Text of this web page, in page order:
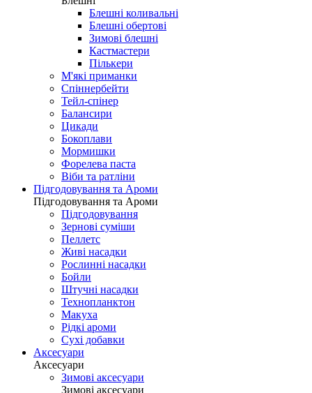
Блешні коливальні
Блешні обертові
Зимові блешні
Кастмастери
Пількери
М'які приманки
Спіннербейти
Тейл-спінер
Балансири
Цикади
Бокоплави
Мормишки
Форелева паста
Віби та ратліни
Підгодовування та Ароми
Підгодовування та Ароми
Підгодовування
Зернові суміши
Пеллетс
Живі насадки
Рослинні насадки
Бойли
Штучні насадки
Технопланктон
Макуха
Рідкі ароми
Сухі добавки
Аксесуари
Аксесуари
Зимові аксесуари
Зимові аксесуари